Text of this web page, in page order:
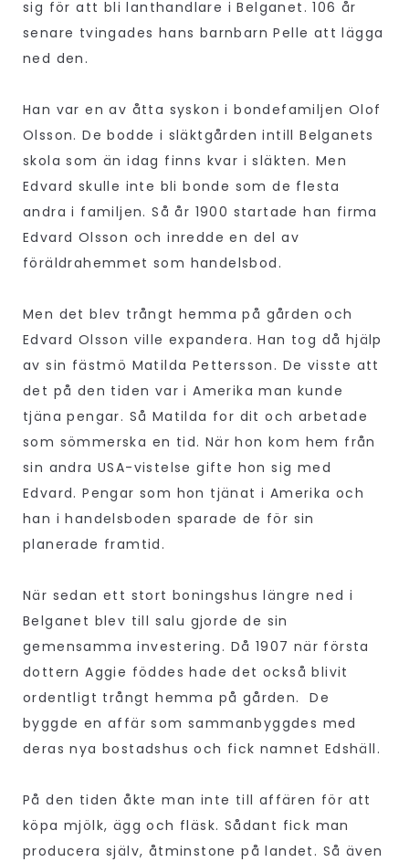
sig för att bli lanthandlare i Belganet. 106 år
senare tvingades hans barnbarn Pelle att lägga
ned den.
Han var en av åtta syskon i bondefamiljen Olof
Olsson. De bodde i släktgården intill Belganets
skola som än idag finns kvar i släkten. Men
Edvard skulle inte bli bonde som de flesta
andra i familjen. Så år 1900 startade han firma
Edvard Olsson och inredde en del av
föräldrahemmet som handelsbod.
Men det blev trångt hemma på gården och
Edvard Olsson ville expandera. Han tog då hjälp
av sin fästmö Matilda Pettersson. De visste att
det på den tiden var i Amerika man kunde
tjäna pengar. Så Matilda for dit och arbetade
som sömmerska en tid. När hon kom hem från
sin andra USA-vistelse gifte hon sig med
Edvard. Pengar som hon tjänat i Amerika och
han i handelsboden sparade de för sin
planerade framtid.
När sedan ett stort boningshus längre ned i
Belganet blev till salu gjorde de sin
gemensamma investering. Då 1907 när första
dottern Aggie föddes hade det också blivit
ordentligt trångt hemma på gården. De
byggde en affär som sammanbyggdes med
deras nya bostadshus och fick namnet Edshäll.
På den tiden åkte man inte till affären för att
köpa mjölk, ägg och fläsk. Sådant fick man
producera själv, åtminstone på landet. Så även